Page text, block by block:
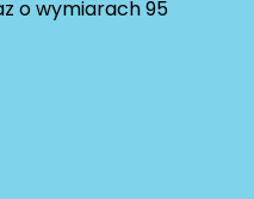
o wymiarach 95